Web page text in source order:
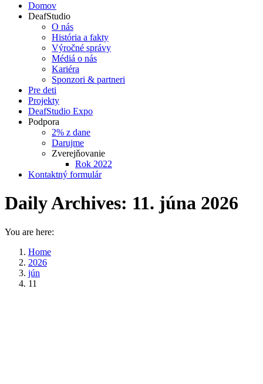
Domov
DeafStudio
O nás
História a fakty
Výročné správy
Médiá o nás
Kariéra
Sponzori & partneri
Pre deti
Projekty
DeafStudio Expo
Podpora
2% z dane
Darujme
Zverejňovanie
Rok 2022
Kontaktný formulár
Daily Archives: 11. júna 2026
You are here:
Home
2026
jún
11